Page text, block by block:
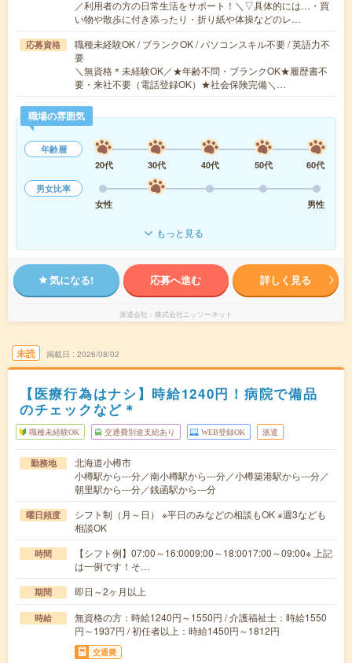
／利用者の方の日常生活をサポート！＼▽具体的には…・買
い物や散歩に付き添ったり・折り紙や体操などのレ…
応募資格
職種未経験OK / ブランクOK / パソコンスキル不要 / 英語力不
要
＼無資格＊未経験OK／★年齢不問・ブランクOK★履歴書不
要・来社不要（電話登録OK）★社会保険完備＼…
職場の雰囲気
年齢層
20代
30代 40代 50代
60代
男女比率
女性
男性
もっと見る
気になる! 応募へ進む 詳しく見る
派遣会社 株式会社ニッソーネット
未読 掲載日 2026/08/02
【医療行為はナシ】時給1240円！病院で備品
のチェックなど＊
職種未経験OK 交通費別途支給あり WEB登録OK 派遣
勤務地
北海道小樽市
小樽駅から---分／南小樽駅から---分／小樽築港駅から---分／
朝里駅から---分／銭函駅から---分
曜日頻度
シフト制（月～日） ※平日のみなどの相談もOK ※週3なども
相談OK
時間
【シフト例】07:00～16:0009:00～18:0017:00～09:00※ 上記
は一例です！そ…
期間 即日～2ヶ月以上
時給
無資格の方：時給1240円～1550円 / 介護福祉士：時給1550
円～1937円 / 初任者以上：時給1450円～1812円
交通費